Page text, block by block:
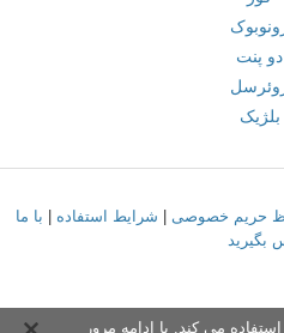
دو پنت
بلژیک
حریم خصوصی شرایط استفاده
با ما
بگیرید
می کند. با ادامه مرور